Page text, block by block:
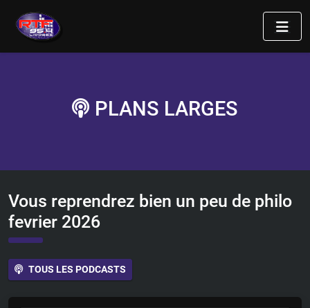
PLANS LARGES
Vous reprendrez bien un peu de philo
fevrier 2026
TOUS LES PODCASTS